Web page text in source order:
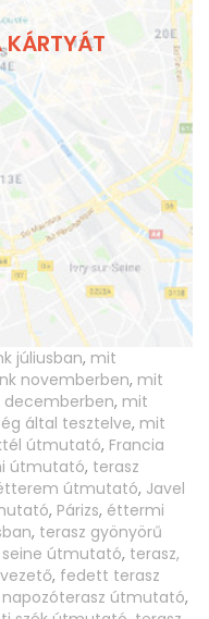
KÁRTYÁT
júliusban, mit
novemberben, mit
decemberben, mit
által tesztelve, mit
útmutató, Francia
útmutató, terasz
útmutató, Javel
, Párizs, éttermi
, terasz gyönyörű
útmutató, terasz,
, fedett terasz
napozóterasz útmutató,